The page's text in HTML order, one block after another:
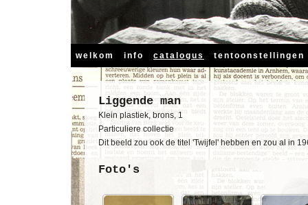
welkom info catalogus tentoonstellingen
Liggende man
Klein plastiek, brons, 1
Particuliere collectie
Dit beeld zou ook de titel 'Twijfel' hebben en zou al in
Foto's